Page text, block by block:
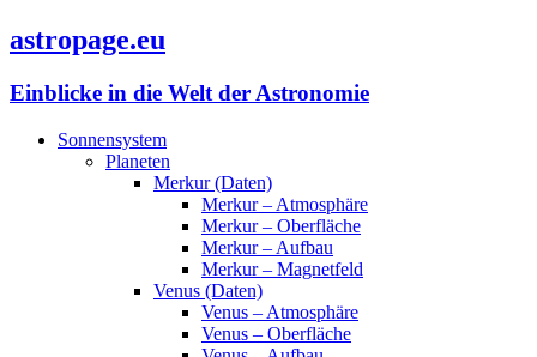
astropage.eu
Einblicke in die Welt der Astronomie
Sonnensystem
Planeten
Merkur (Daten)
Merkur – Atmosphäre
Merkur – Oberfläche
Merkur – Aufbau
Merkur – Magnetfeld
Venus (Daten)
Venus – Atmosphäre
Venus – Oberfläche